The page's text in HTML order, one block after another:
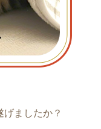
ましたか？